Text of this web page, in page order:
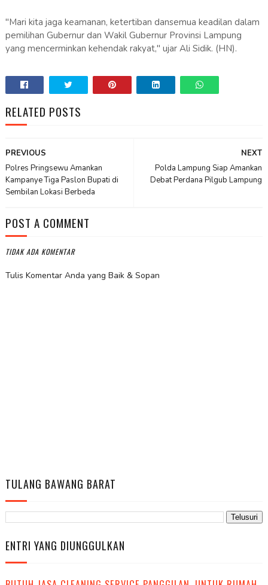
"Mari kita jaga keamanan, ketertiban dansemua keadilan dalam
pemilihan Gubernur dan Wakil Gubernur Provinsi Lampung
yang mencerminkan kehendak rakyat," ujar Ali Sidik. (HN).
RELATED POSTS
NEXT
Polda Lampung Siap Amankan
Debat Perdana Pilgub Lampung
PREVIOUS
Polres Pringsewu Amankan
Kampanye Tiga Paslon Bupati di
Sembilan Lokasi Berbeda
POST A COMMENT
TIDAK ADA KOMENTAR
Tulis Komentar Anda yang Baik & Sopan
TULANG BAWANG BARAT
ENTRI YANG DIUNGGULKAN